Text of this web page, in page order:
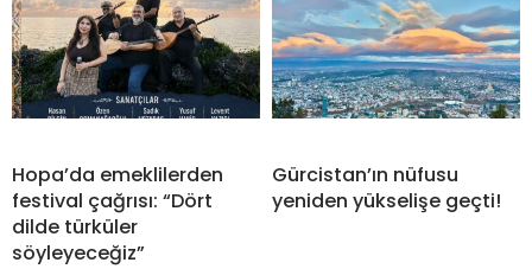
Hopa’da emeklilerden
festival çağrısı: “Dört
dilde türküler
söyleyeceğiz”
Gürcistan’ın nüfusu
yeniden yükselişe geçti!